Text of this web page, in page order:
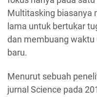
Multitasking biasanya
lama untuk bertukar
dan membuang
baru.
Menurut sebuah
jurnal Science pada